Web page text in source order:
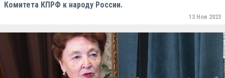
Комитета КПРФ к народу России.
13 Ноя 2023